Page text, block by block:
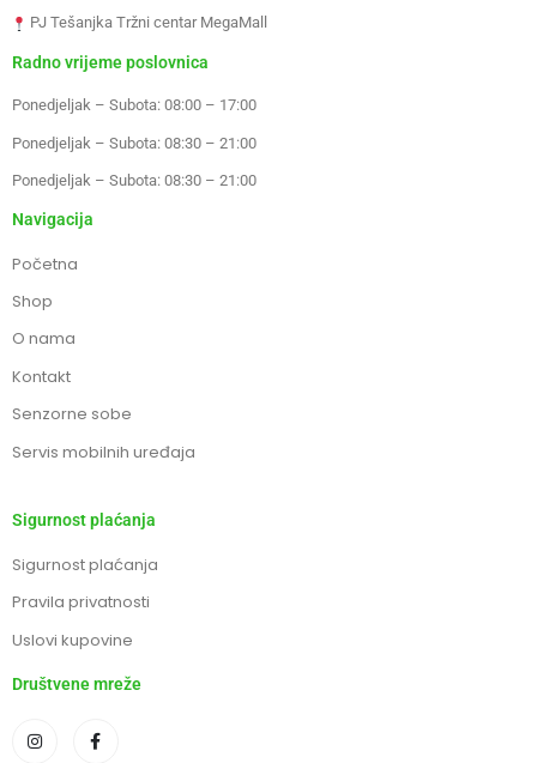
PJ Tešanjka Tržni centar MegaMall
Radno vrijeme poslovnica
Ponedjeljak – Subota: 08:00 – 17:00
Ponedjeljak – Subota: 08:30 – 21:00
Ponedjeljak – Subota: 08:30 – 21:00
Navigacija
Početna
Shop
O nama
Kontakt
Senzorne sobe
Servis mobilnih uređaja
Sigurnost plaćanja
Sigurnost plaćanja
Pravila privatnosti
Uslovi kupovine
Društvene mreže